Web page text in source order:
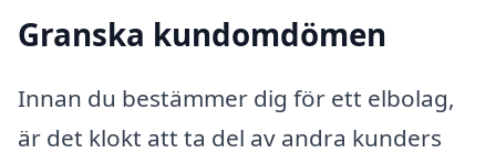
Granska kundomdömen
Innan du bestämmer dig för ett elbolag,
är det klokt att ta del av andra kunders